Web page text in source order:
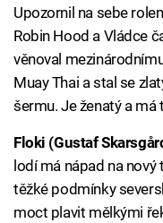
Upozornil na sebe
Robin Hood a Vládce
věnoval
Muay Thai a stal se
šermu. Je ženatý a má
Floki (Gustaf
lodí má nápad na
těžké podmínky
moct plavit mělkými